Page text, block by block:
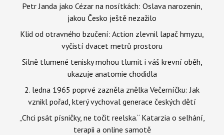
Petr Janda jako Cézar na nosítkách: Oslava narozenin,
jakou Česko ještě nezažilo
Klid od otravného bzučení: Action zlevnil lapač hmyzu,
vyčistí dvacet metrů prostoru
Silně tlumené tenisky mohou tlumit i váš krevní oběh,
ukazuje anatomie chodidla
2. ledna 1965 poprvé zazněla znělka Večerníčku: Jak
vznikl pořad, který vychoval generace českých dětí
„Chci psát písničky, ne točit reelska.“ Katarzia o selhání,
terapii a online samotě